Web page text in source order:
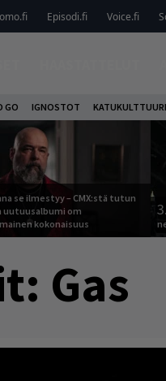
Episodi.fi Voice.fi
GO IGNOSTOT KATUKULTTUURI
se ilmestyy – CMX:stä tutun
uutuusalbumi om
kokonaisuus
3.
Gas